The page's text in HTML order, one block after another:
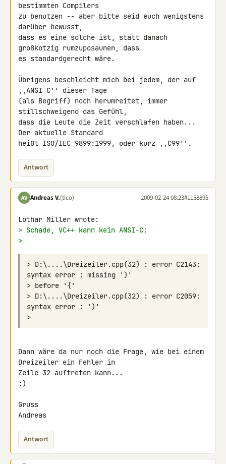
bestimmten Compilers
zu benutzen -- aber bitte seid euch wenigstens
darüber bewusst,
dass es eine solche ist, statt danach
großkotzig rumzuposaunen, dass
es standardgerecht wäre.
Übrigens beschleicht mich bei jedem, der auf
,,ANSI C'' dieser Tage
(als Begriff) noch herumreitet, immer
stillschweigend das Gefühl,
dass die Leute die Zeit verschlafen haben...
Der aktuelle Standard
heißt ISO/IEC 9899:1999, oder kurz ,,C99''.
Antwort
AV Andreas V.(tico) 2009-02-24 08:23#1158895
> Schade, VC++ kann kein ANSI-C:
>
> D:\....\Dreizeiler.cpp(32) : error C2143:
> D:\....\Dreizeiler.cpp(32) : error C2059:
Dann wäre da nur noch die Frage, wie bei einem
Dreizeiler ein Fehler in
Zeile 32 auftreten kann...
:)
Gruss
Andreas
Antwort